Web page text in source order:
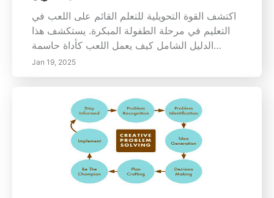
ومُرضية. احتضن الرعاية الذاتية، وازرع العلاقات
الداعمة، واحتفظ بحدود واضحة لتحقيق توازن
مستدام بين العمل والحياة. للحصول على مزيد من
الأفكار حول تحسين توازن العمل والحياة، اقرأ
المقال الكامل.
اكتشف القوة التحويلية للتعلم القائم على اللعب في
التعليم في مرحلة الطفولة المبكرة. يستكشف هذا
الدليل الشامل كيف يعمل اللعب كأداة حاسمة
للتطور المعرفي والنمو الاجتماعي والعاطفي
واكتساب المهارات مدى الحياة. تعرف على الدور
التعليم المثيرة والمزايا طويلة الأجل لتعزيز الفضول
والإبداع ومهارات حل المشكلات لدى الأطفال.
اكتشف استراتيجيات فعالة لتطبيق التعلم القائم على
اللعب في البيئات التعليمية وفهم كيف ينمي هذا النهج
المتعلمين القادرين والمتحمسين الذين يزدهرون
أكاديمياً واجتماعياً. انضم إلينا في الدعوة لبيئة تعليمية
Jan 19, 2025